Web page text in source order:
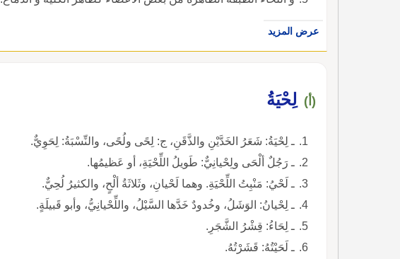
عرض المزيد
(أ) لِحْيَةُ
ـ لِحْيَةُ: شَعَرُ الخَدَّيْنِ والذَّقَنِ، ج: لِحًى ولُحًى، والنِّسْبَةُ: لِحَوِيٌّ.
ـ رَجُلٌ ألْحَى ولِحْيانِيٌّ: طَويلُ اللِّحْيَةِ، أو عَظيمُها.
ـ لَحْيُ: مَنْبِتُ اللِّحْيَةِ. وهما لَحْيانِ، وثَلاثَةُ ألْحٍ، والكثيرُ لُحِيٌّ.
ـ لِحْيانُ: الوَشَلُ، وخُدودٌ خَدَّها السَّيْلُ، واللِّحْيانِيُّ، وأبو قَبيلَةٍ.
ـ لِحَاءُ: قِشْرُ الشَّجَرِ.
ـ لَحَيْتُهُ: قَشَرْتُهُ.